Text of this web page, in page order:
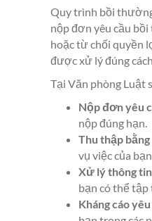
Quy trình bồi
nộp đơn yêu cầu
hoặc từ chối quyền
được xử lý đúng
Tại Văn phòng Luật
Nộp đơn yêu
nộp đúng hạn.
Thu thập
vụ việc của
Xử lý thông
bạn có thể tập
Kháng cáo